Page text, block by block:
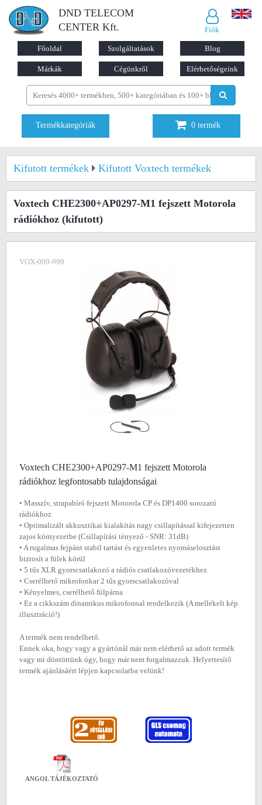
DND TELECOM
CENTER Kft.
Fiók
Főoldal Szolgáltatások Blog
Márkák Cégünkről Elérhetőségeink
Termékkategóriák 0 termék
Kifutott termékek Kifutott Voxtech termékek
Voxtech CHE2300+AP0297-M1 fejszett Motorola
rádiókhoz (kifutott)
VOX-009-999
Voxtech CHE2300+AP0297-M1 fejszett Motorola
rádiókhoz legfontosabb tulajdonságai
• Masszív, strapabíró fejszett Motorola CP és DP1400 sorozatú
rádiókhoz
• Optimalizált akkusztikai kialakítás nagy csillapítással kifejezetten
zajos környezetbe (Csillapítási tényező - SNR: 31dB)
• A rugalmas fejpánt stabil tartást és egyenletes nyomáselosztást
biztosít a fülek körül
• 5 tűs XLR gyorscsatlakozó a rádiós csatlakozóvezetékhez
• Cserélhető mikrofonkar 2 tűs gyorscsatlakozóval
• Kényelmes, cserélhető fülpárna
• Ez a cikkszám dinamikus mikrofonnal rendelkezik (A mellékelt kép
illusztráció!)
A termék nem rendelhető.
Ennek oka, hogy vagy a gyártónál már nem elérhető az adott termék
vagy mi döntöttünk úgy, hogy már nem forgalmazzuk. Helyettesítő
termék ajánlásáért lépjen kapcsolatba velünk!
ANGOL TÁJÉKOZTATÓ